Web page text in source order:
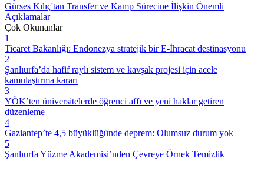
Gürses Kılıç'tan Transfer ve Kamp Sürecine İlişkin Önemli
Açıklamalar
Çok Okunanlar
1
Ticaret Bakanlığı: Endonezya stratejik bir E-İhracat destinasyonu
2
Şanlıurfa’da hafif raylı sistem ve kavşak projesi için acele
kamulaştırma kararı
3
YÖK’ten üniversitelerde öğrenci affı ve yeni haklar getiren
düzenleme
4
Gaziantep’te 4,5 büyüklüğünde deprem: Olumsuz durum yok
5
Şanlıurfa Yüzme Akademisi’nden Çevreye Örnek Temizlik